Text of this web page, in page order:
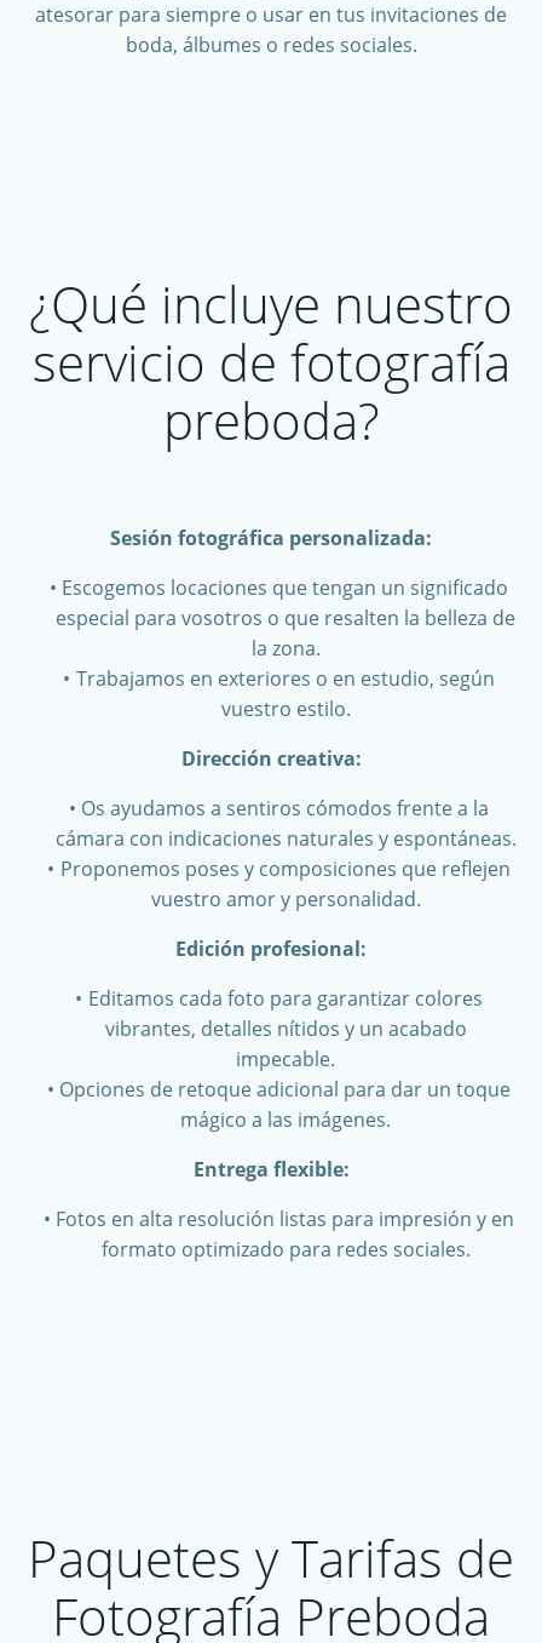
atesorar para siempre o usar en tus invitaciones de
boda, álbumes o redes sociales.
¿Qué incluye nuestro
servicio de fotografía
preboda?
Sesión fotográfica personalizada:
Escogemos locaciones que tengan un significado
especial para vosotros o que resalten la belleza de
la zona.
Trabajamos en exteriores o en estudio, según
vuestro estilo.
Dirección creativa:
Os ayudamos a sentiros cómodos frente a la
cámara con indicaciones naturales y espontáneas.
Proponemos poses y composiciones que reflejen
vuestro amor y personalidad.
Edición profesional:
Editamos cada foto para garantizar colores
vibrantes, detalles nítidos y un acabado
impecable.
Opciones de retoque adicional para dar un toque
mágico a las imágenes.
Entrega flexible:
Fotos en alta resolución listas para impresión y en
formato optimizado para redes sociales.
Paquetes y Tarifas de
Fotografía Preboda